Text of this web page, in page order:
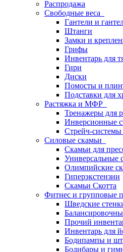
Распродажа
Свободные веса
Гантели и
Штанги
Замки и
Грифы
Инвентарь для
Гири
Диски
Помосты и
Подставки для
Растяжка и МФР
Тренажеры для
Инверсионные
Стрейч-
Силовые скамьи
Скамьи для
Универсальные
Олимпийские
Гиперэкстензии
Скамьи Скотта
Фитнес и групповые
Шведские
Прочий
Инвентарь для
Бодипампы и
Бодибары и